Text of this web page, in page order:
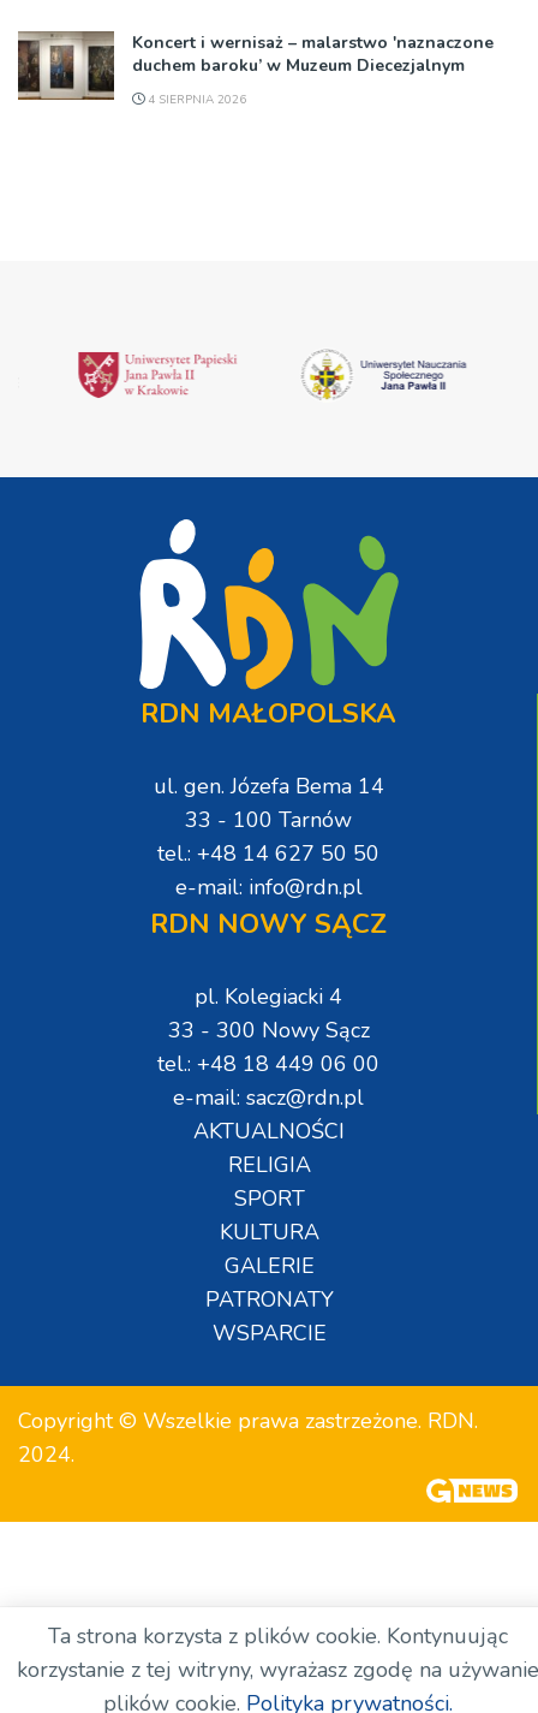
Koncert i wernisaż – malarstwo 'naznaczone
duchem baroku’ w Muzeum Diecezjalnym
4 SIERPNIA 2026
RDN MAŁOPOLSKA
ul. gen. Józefa Bema 14
33 - 100 Tarnów
tel.: +48 14 627 50 50
e-mail: info@rdn.pl
RDN NOWY SĄCZ
pl. Kolegiacki 4
33 - 300 Nowy Sącz
tel.: +48 18 449 06 00
e-mail: sacz@rdn.pl
AKTUALNOŚCI
RELIGIA
SPORT
KULTURA
GALERIE
PATRONATY
WSPARCIE
Copyright © Wszelkie prawa zastrzeżone. RDN.
2024.
Ta strona korzysta z plików cookie. Kontynuując
korzystanie z tej witryny, wyrażasz zgodę na używanie
plików cookie. Polityka prywatności.